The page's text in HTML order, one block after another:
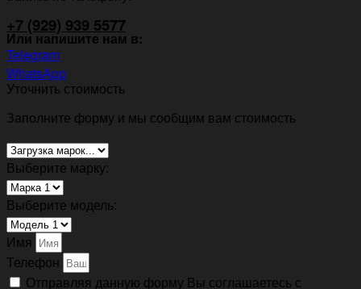
+7 (929) 939 5577
Или напишите нам в:
Telegram
WhatsApp
Уточнить стоимость
Заполните форму и мы сообщим вам стоимость
Выберите марку:
Выберите модель:
Имя
Телефон
Отправляя данную форму Вы соглашаетесь с